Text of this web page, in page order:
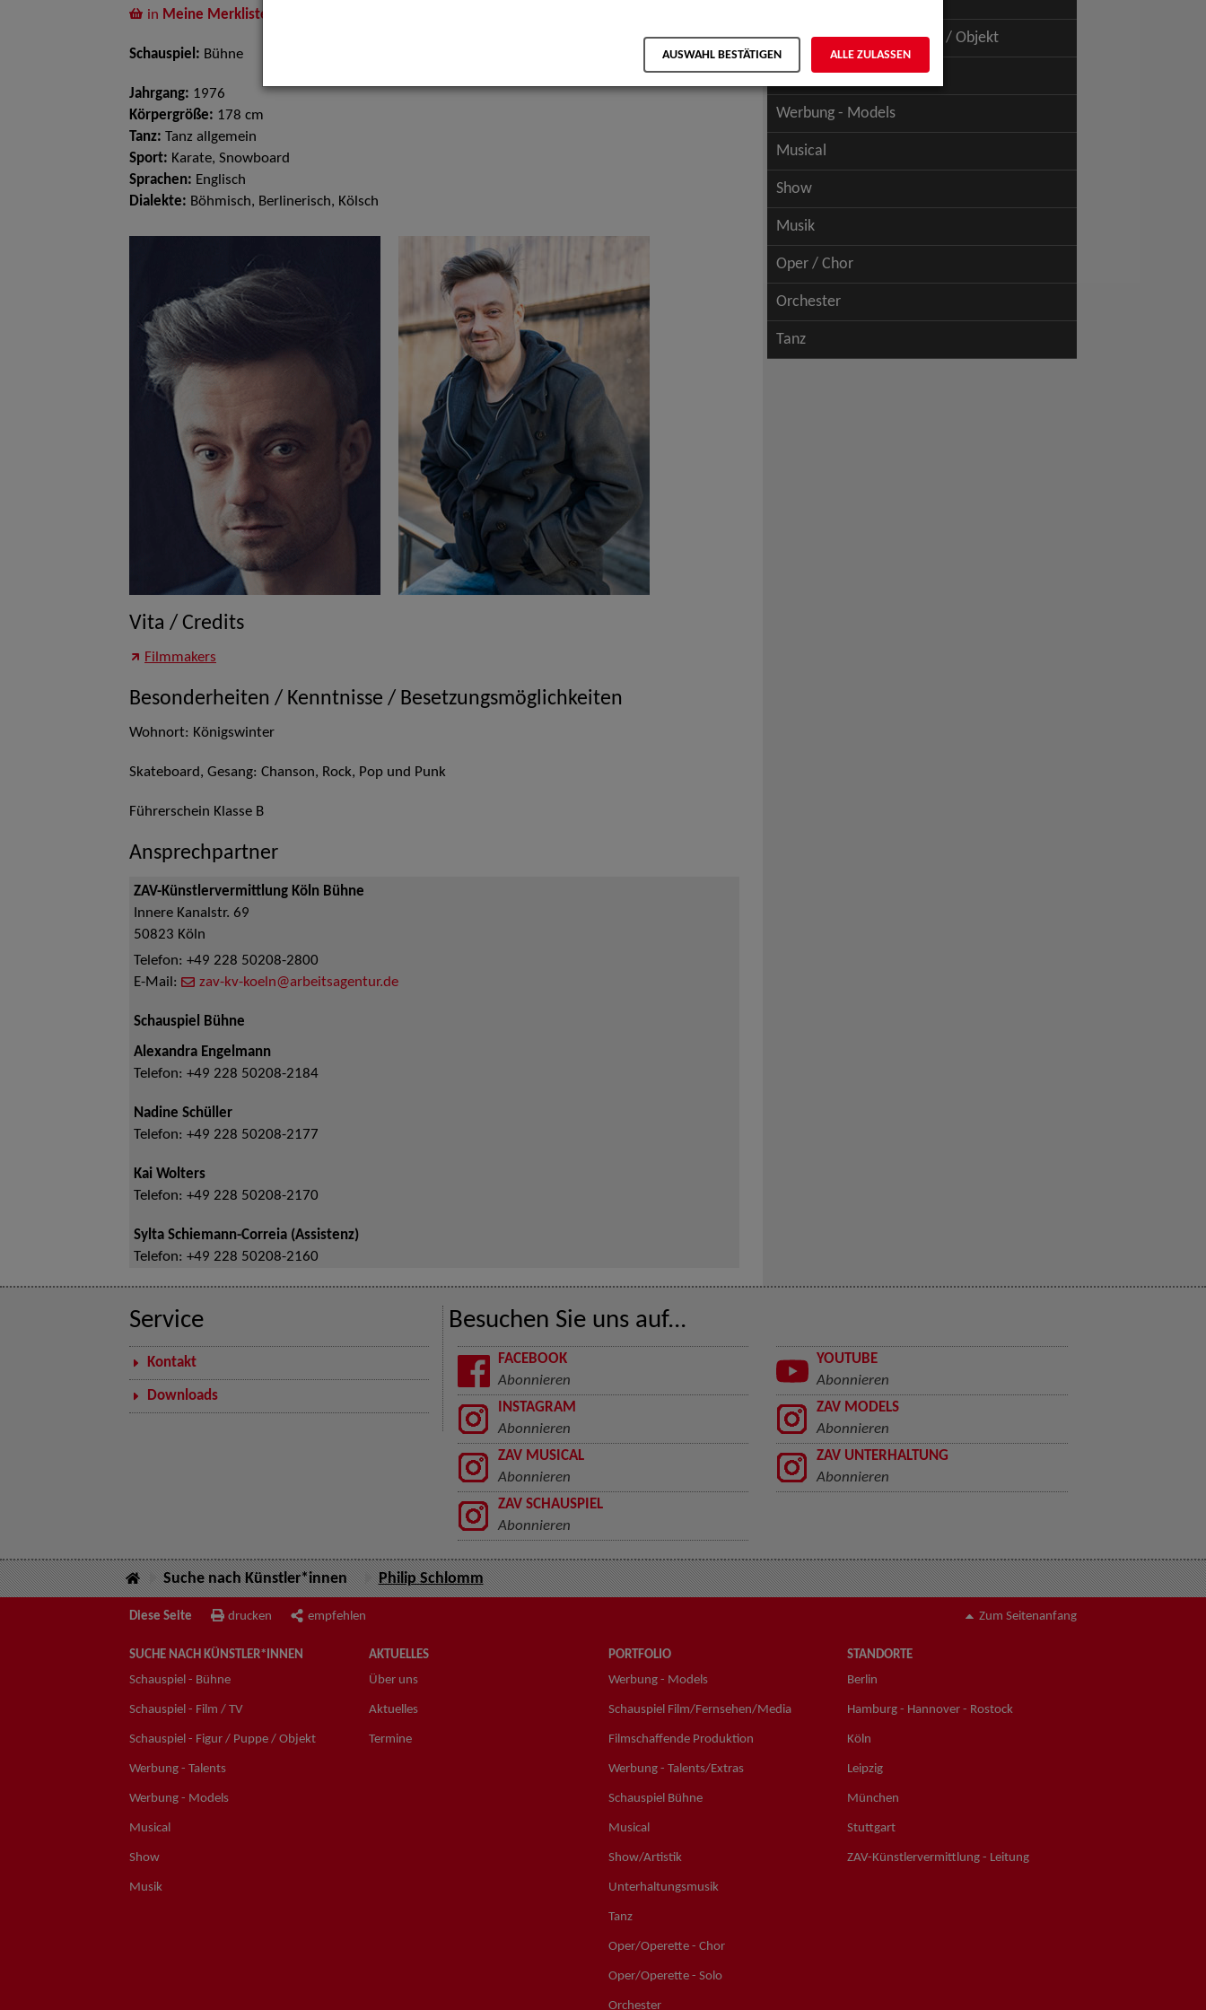
in Meine Merkliste
Schauspiel: Bühne
Jahrgang: 1976
Körpergröße: 178 cm
Tanz: Tanz allgemein
Sport: Karate, Snowboard
Sprachen: Englisch
Dialekte: Böhmisch, Berlinerisch, Kölsch
Vita / Credits
Filmmakers
Besonderheiten / Kenntnisse / Besetzungsmöglichkeiten
Wohnort: Königswinter
Skateboard, Gesang: Chanson, Rock, Pop und Punk
Führerschein Klasse B
Ansprechpartner
ZAV-Künstlervermittlung Köln Bühne
Innere Kanalstr. 69
50823 Köln
Telefon: +49 228 50208-2800
E-Mail:
zav-kv-koeln@arbeitsagentur.de
Schauspiel Bühne
Alexandra Engelmann
Telefon: +49 228 50208-2184
Nadine Schüller
Telefon: +49 228 50208-2177
Kai Wolters
Telefon: +49 228 50208-2170
Sylta Schiemann-Correia (Assistenz)
Telefon: +49 228 50208-2160
Schauspiel - Figur / Puppe / Objekt
Werbung - Talents
Werbung - Models
Musical
Show
Musik
Oper / Chor
Orchester
Tanz
Service
Kontakt
Downloads
Besuchen Sie uns auf...
FACEBOOK
Abonnieren
YOUTUBE
Abonnieren
INSTAGRAM
Abonnieren
ZAV MODELS
Abonnieren
ZAV MUSICAL
Abonnieren
ZAV UNTERHALTUNG
Abonnieren
ZAV SCHAUSPIEL
Abonnieren
Suche nach Künstler*innen Philip Schlomm
Diese Seite drucken empfehlen Zum Seitenanfang
SUCHE NACH KÜNSTLER*INNEN
Schauspiel - Bühne
Schauspiel - Film / TV
Schauspiel - Figur / Puppe / Objekt
Werbung - Talents
Werbung - Models
Musical
Show
Musik
AKTUELLES
Über uns
Aktuelles
Termine
PORTFOLIO
Werbung - Models
Schauspiel Film/Fernsehen/Media
Filmschaffende Produktion
Werbung - Talents/Extras
Schauspiel Bühne
Musical
Show/Artistik
Unterhaltungsmusik
Tanz
Oper/Operette - Chor
Oper/Operette - Solo
Orchester
STANDORTE
Berlin
Hamburg - Hannover - Rostock
Köln
Leipzig
München
Stuttgart
ZAV-Künstlervermittlung - Leitung
AUSWAHL BESTÄTIGEN ALLE ZULASSEN